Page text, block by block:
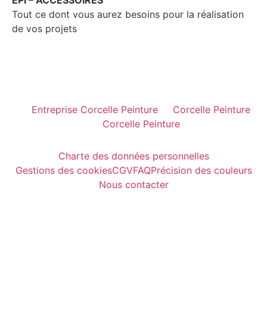
Tout ce dont vous aurez besoins pour la réalisation
de vos projets
Entreprise Corcelle Peinture
Corcelle Peinture
Corcelle Peinture
Charte des données personnelles
Gestions des cookiesCGVFAQPrécision des couleurs
Nous contacter